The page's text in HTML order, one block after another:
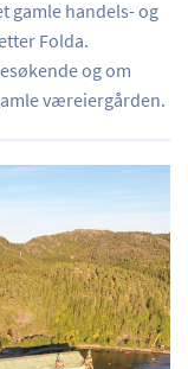
gamle handels- og
Folda.
og om
væreiergården.